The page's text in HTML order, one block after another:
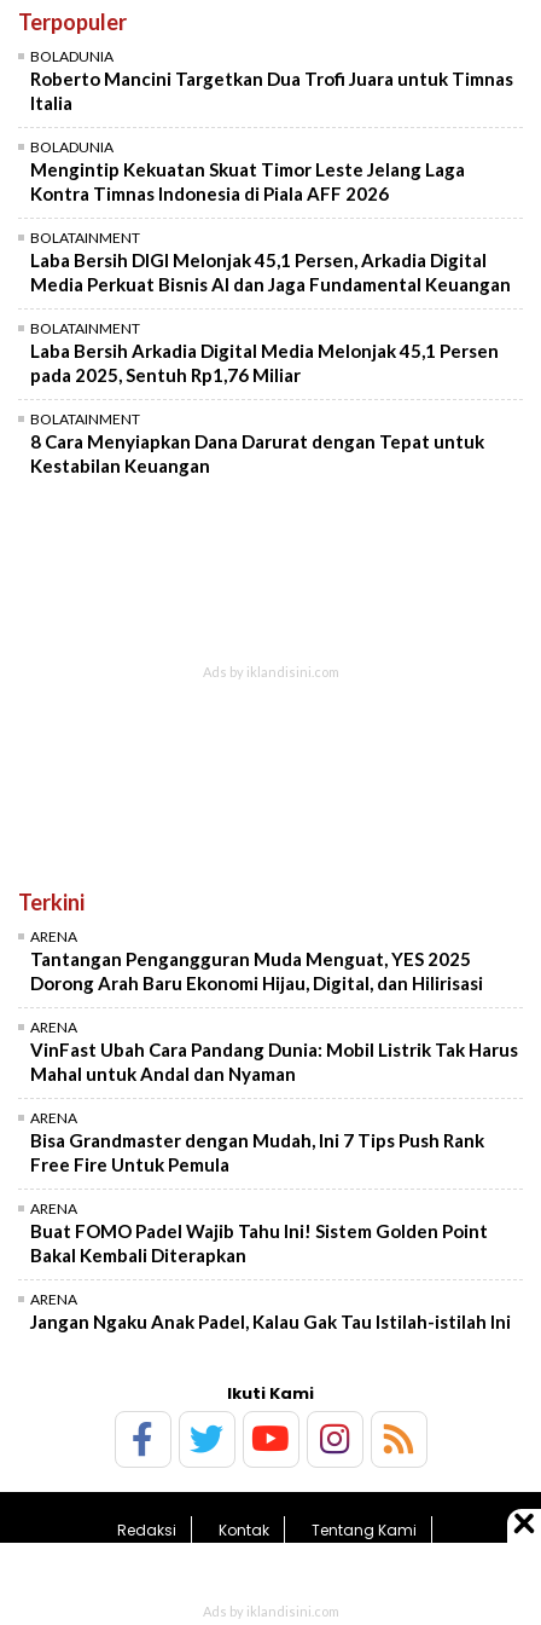
Terpopuler
BOLADUNIA
Roberto Mancini Targetkan Dua Trofi Juara untuk Timnas
Italia
BOLADUNIA
Mengintip Kekuatan Skuat Timor Leste Jelang Laga
Kontra Timnas Indonesia di Piala AFF 2026
BOLATAINMENT
Laba Bersih DIGI Melonjak 45,1 Persen, Arkadia Digital
Media Perkuat Bisnis AI dan Jaga Fundamental Keuangan
BOLATAINMENT
Laba Bersih Arkadia Digital Media Melonjak 45,1 Persen
pada 2025, Sentuh Rp1,76 Miliar
BOLATAINMENT
8 Cara Menyiapkan Dana Darurat dengan Tepat untuk
Kestabilan Keuangan
Terkini
ARENA
Tantangan Pengangguran Muda Menguat, YES 2025
Dorong Arah Baru Ekonomi Hijau, Digital, dan Hilirisasi
ARENA
VinFast Ubah Cara Pandang Dunia: Mobil Listrik Tak Harus
Mahal untuk Andal dan Nyaman
ARENA
Bisa Grandmaster dengan Mudah, Ini 7 Tips Push Rank
Free Fire Untuk Pemula
ARENA
Buat FOMO Padel Wajib Tahu Ini! Sistem Golden Point
Bakal Kembali Diterapkan
ARENA
Jangan Ngaku Anak Padel, Kalau Gak Tau Istilah-istilah Ini
Ikuti Kami
Redaksi Kontak
Tentang Kami